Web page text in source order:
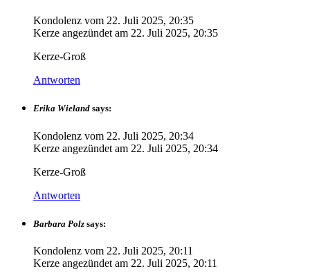
Kondolenz vom 22. Juli 2025, 20:35
Kerze angezündet am 22. Juli 2025, 20:35
Kerze-Groß
Antworten
Erika Wieland says:
Kondolenz vom 22. Juli 2025, 20:34
Kerze angezündet am 22. Juli 2025, 20:34
Kerze-Groß
Antworten
Barbara Polz says:
Kondolenz vom 22. Juli 2025, 20:11
Kerze angezündet am 22. Juli 2025, 20:11